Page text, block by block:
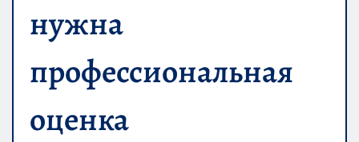
нужна
профессиональная
оценка